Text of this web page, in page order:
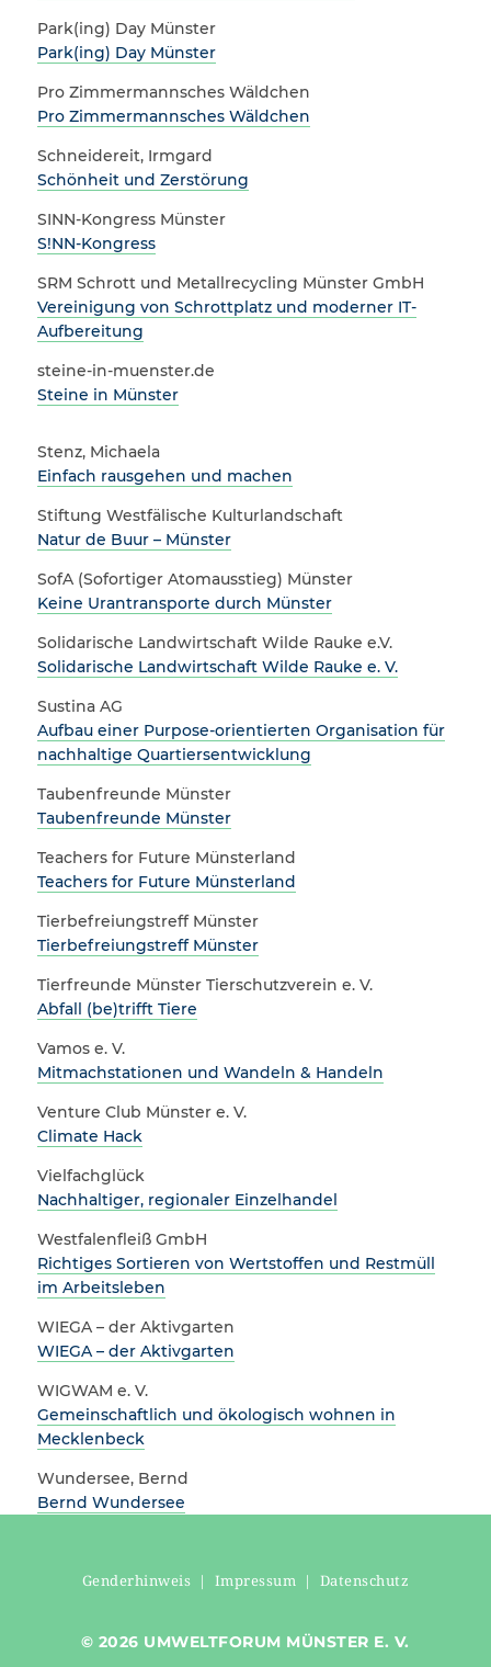
Park(ing) Day Münster
Park(ing) Day Münster
Pro Zimmermannsches Wäldchen
Pro Zimmermannsches Wäldchen
Schneidereit, Irmgard
Schönheit und Zerstörung
SINN-Kongress Münster
S!NN-Kongress
SRM Schrott und Metallrecycling Münster GmbH
Vereinigung von Schrottplatz und moderner IT-
Aufbereitung
steine-in-muenster.de
Steine in Münster
Stenz, Michaela
Einfach rausgehen und machen
Stiftung Westfälische Kulturlandschaft
Natur de Buur – Münster
SofA (Sofortiger Atomausstieg) Münster
Keine Urantransporte durch Münster
Solidarische Landwirtschaft Wilde Rauke e.V.
Solidarische Landwirtschaft Wilde Rauke e. V.
Sustina AG
Aufbau einer Purpose-orientierten Organisation für
nachhaltige Quartiersentwicklung
Taubenfreunde Münster
Taubenfreunde Münster
Teachers for Future Münsterland
Teachers for Future Münsterland
Tierbefreiungstreff Münster
Tierbefreiungstreff Münster
Tierfreunde Münster Tierschutzverein e. V.
Abfall (be)trifft Tiere
Vamos e. V.
Mitmachstationen und Wandeln & Handeln
Venture Club Münster e. V.
Climate Hack
Vielfachglück
Nachhaltiger, regionaler Einzelhandel
Westfalenfleiß GmbH
Richtiges Sortieren von Wertstoffen und Restmüll
im Arbeitsleben
WIEGA – der Aktivgarten
WIEGA – der Aktivgarten
WIGWAM e. V.
Gemeinschaftlich und ökologisch wohnen in
Mecklenbeck
Wundersee, Bernd
Bernd Wundersee
Genderhinweis | Impressum | Datenschutz
© 2026 UMWELTFORUM MÜNSTER E. V.